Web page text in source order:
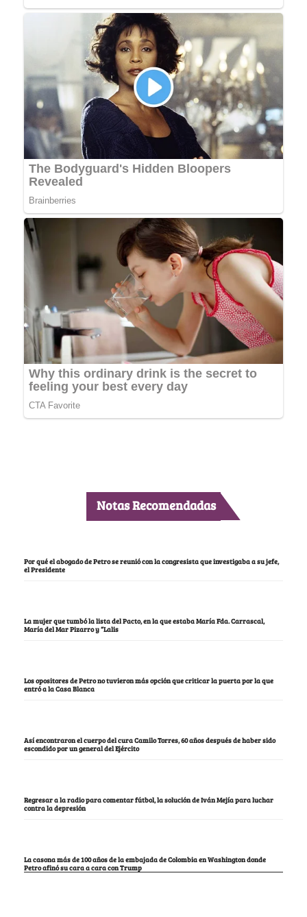
Notas Recomendadas
Por qué el abogado de Petro se reunió con la congresista que investigaba a su jefe,
el Presidente
La mujer que tumbó la lista del Pacto, en la que estaba María Fda. Carrascal,
María del Mar Pizarro y “Lalis
Los opositores de Petro no tuvieron más opción que criticar la puerta por la que
entró a la Casa Blanca
Así encontraron el cuerpo del cura Camilo Torres, 60 años después de haber sido
escondido por un general del Ejército
Regresar a la radio para comentar fútbol, la solución de Iván Mejía para luchar
contra la depresión
La casona más de 100 años de la embajada de Colombia en Washington donde
Petro afinó su cara a cara con Trump